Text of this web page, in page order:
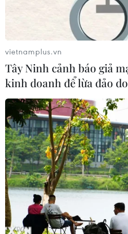
vietnamplus.vn
Tây Ninh cảnh báo giả
kinh doanh để lừa đảo